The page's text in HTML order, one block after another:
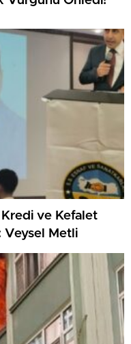
ve Kefalet
Veysel Metli